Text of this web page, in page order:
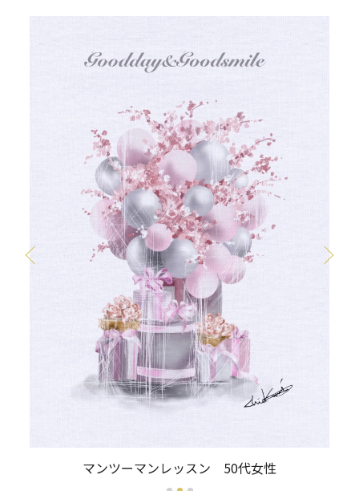
マンツーマンレッスン 50代女性